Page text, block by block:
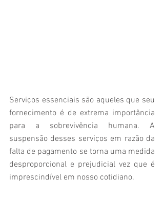
Serviços essenciais são aqueles que seu
fornecimento é de extrema importância
para a sobrevivência humana. A
suspensão desses serviços em razão da
falta de pagamento se torna uma medida
desproporcional e prejudicial vez que é
imprescindível em nosso cotidiano.